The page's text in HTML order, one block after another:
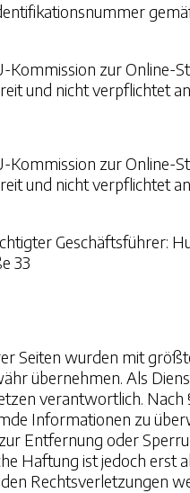
Kommission zur Online-
und nicht verpflichtet
Kommission zur Online-
und nicht verpflichtet
Geschäftsführer:
33
Seiten wurden mit
übernehmen. Als
verantwortlich.
Informationen zu
Entfernung oder
Haftung ist jedoch
Rechtsverletzungen